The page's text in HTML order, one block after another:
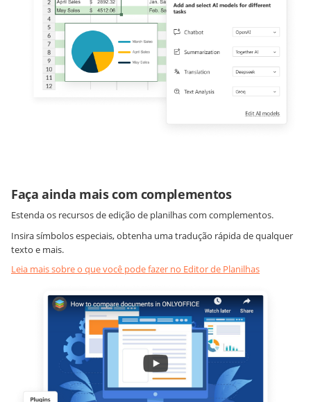
Faça ainda mais com complementos
Estenda os recursos de edição de planilhas com complementos.
Insira símbolos especiais, obtenha uma tradução rápida de qualquer
texto e mais.
Leia mais sobre o que você pode fazer no Editor de Planilhas